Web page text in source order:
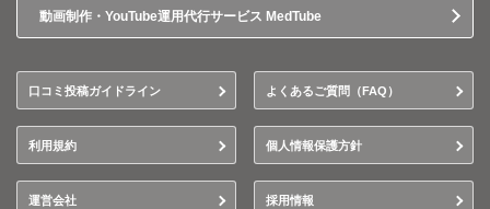
動画制作・YouTube運用代行サービス MedTube
口コミ投稿ガイドライン よくあるご質問（FAQ）
利用規約 個人情報保護方針
運営会社 採用情報